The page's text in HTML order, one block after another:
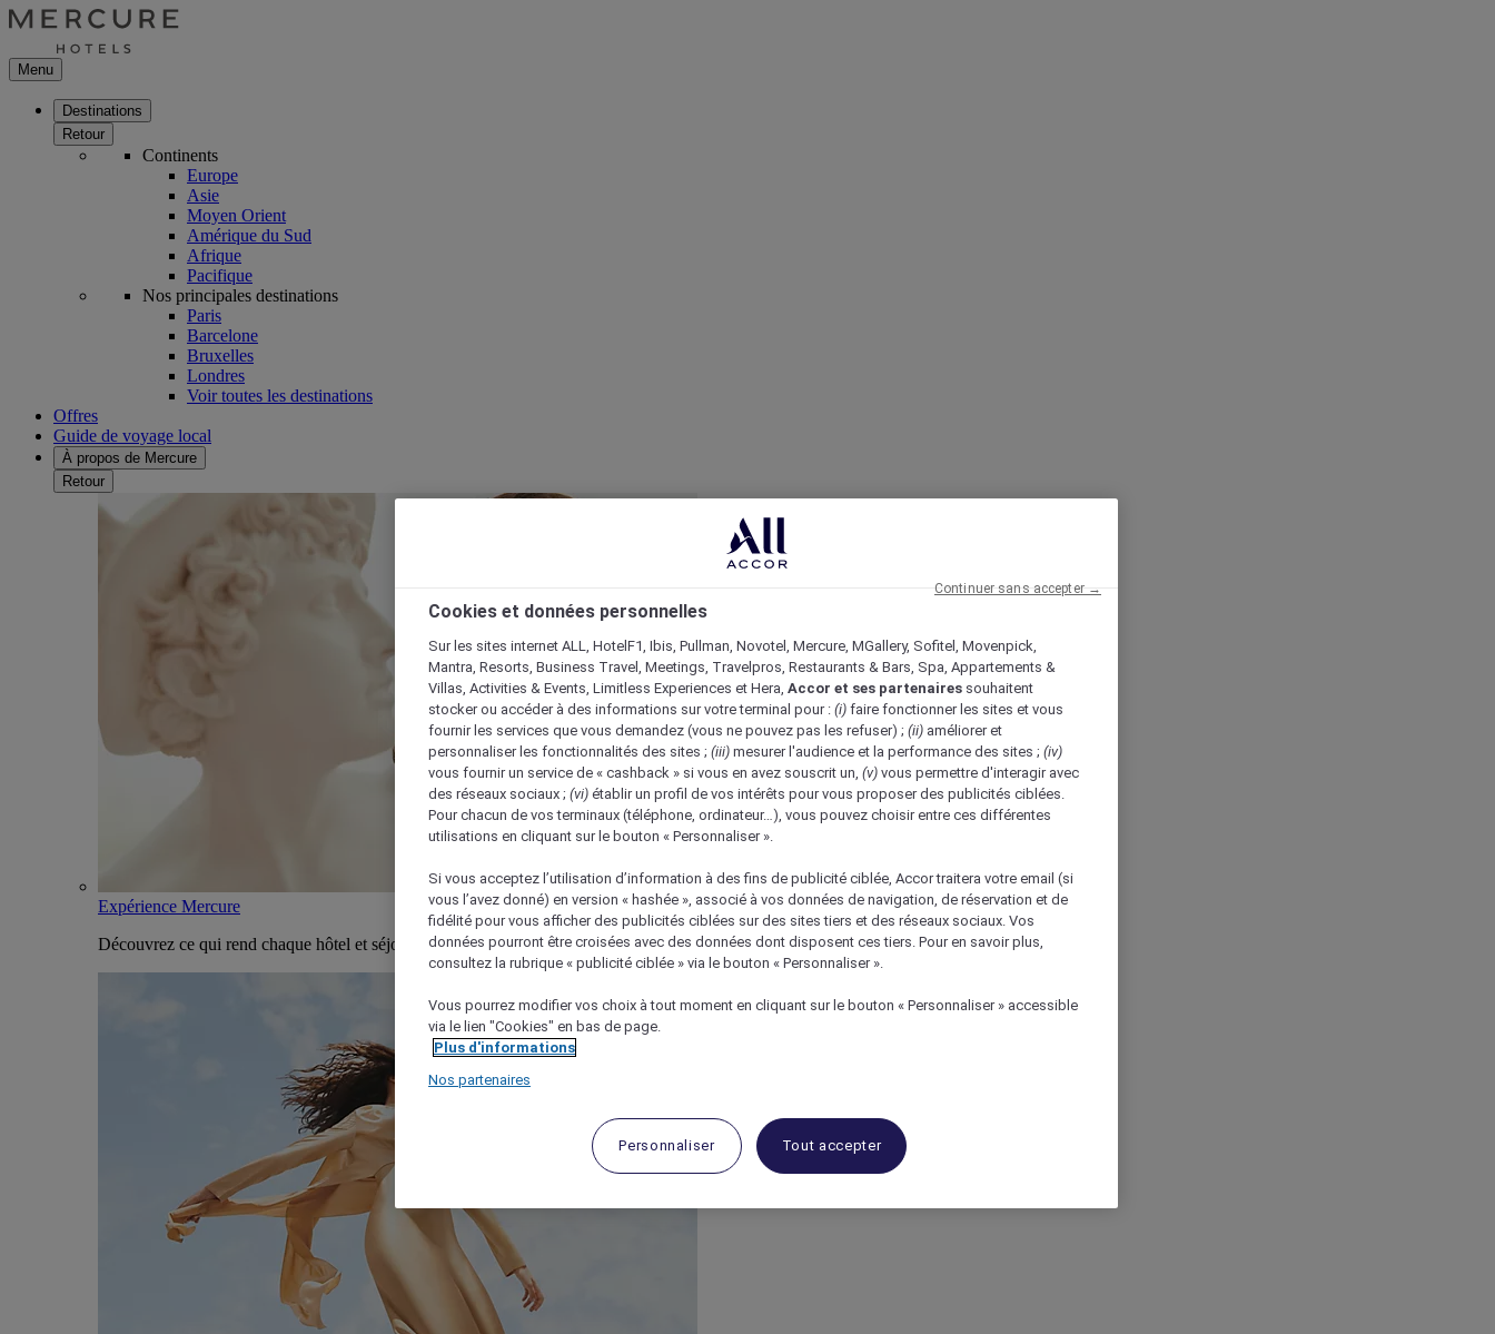
Menu
Destinations
Retour
Continents
Europe
Asie
Moyen Orient
Amérique du Sud
Afrique
Pacifique
Nos principales destinations
Paris
Barcelone
Bruxelles
Londres
Voir toutes les destinations
Offres
Guide de voyage local
À propos de Mercure
Retour
Expérience Mercure
Découvrez ce qui rend chaque hôtel et séjour Mercure unique
Cookies et données personnelles
Sur les sites internet ALL, HotelF1, Ibis, Pullman, Novotel, Mercure, MGallery, Sofitel, Movenpick,
Mantra, Resorts, Business Travel, Meetings, Travelpros, Restaurants & Bars, Spa, Appartements &
Villas, Activities & Events, Limitless Experiences et Hera, Accor et ses partenaires souhaitent
stocker ou accéder à des informations sur votre terminal pour : (i) faire fonctionner les sites et vous
fournir les services que vous demandez (vous ne pouvez pas les refuser) ; (ii) améliorer et
personnaliser les fonctionnalités des sites ; (iii) mesurer l'audience et la performance des sites ; (iv)
vous fournir un service de « cashback » si vous en avez souscrit un, (v) vous permettre d'interagir avec
des réseaux sociaux ; (vi) établir un profil de vos intérêts pour vous proposer des publicités ciblées.
Pour chacun de vos terminaux (téléphone, ordinateur…), vous pouvez choisir entre ces différentes
utilisations en cliquant sur le bouton « Personnaliser ».
Si vous acceptez l’utilisation d’information à des fins de publicité ciblée, Accor traitera votre email (si
vous l’avez donné) en version « hashée », associé à vos données de navigation, de réservation et de
fidélité pour vous afficher des publicités ciblées sur des sites tiers et des réseaux sociaux. Vos
données pourront être croisées avec des données dont disposent ces tiers. Pour en savoir plus,
consultez la rubrique « publicité ciblée » via le bouton « Personnaliser ».
Vous pourrez modifier vos choix à tout moment en cliquant sur le bouton « Personnaliser » accessible
via le lien "Cookies" en bas de page.
Plus d'informations
Nos partenaires
Personnaliser Tout accepter
Continuer sans accepter →